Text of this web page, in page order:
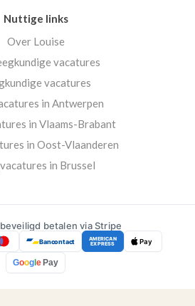
Nuttige links
Over Louise
vacatures
vacatures
in Antwerpen
in Vlaams-Brabant
in Oost-Vlaanderen
in Brussel
betalen via Stripe
Bancontact AMERICAN
EXPRESS Pay
Googl e Pay